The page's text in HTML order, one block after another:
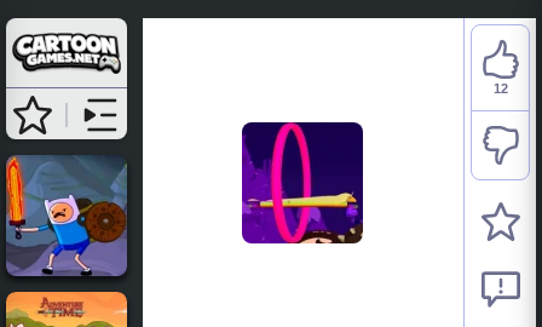
12